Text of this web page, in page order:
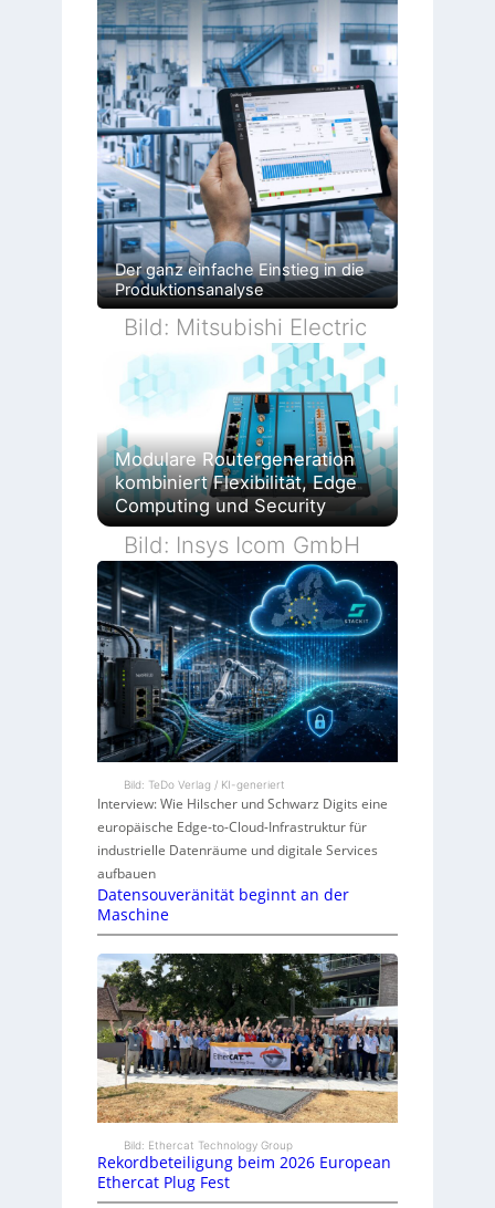
Der ganz einfache Einstieg in die
Produktionsanalyse
Bild: Mitsubishi Electric
Modulare Routergeneration
kombiniert Flexibilität, Edge
Computing und Security
Bild: Insys Icom GmbH
Bild: TeDo Verlag / KI-generiert
Interview: Wie Hilscher und Schwarz Digits eine
europäische Edge-to-Cloud-Infrastruktur für
industrielle Datenräume und digitale Services
aufbauen
Datensouveränität beginnt an der
Maschine
Bild: Ethercat Technology Group
Rekordbeteiligung beim 2026 European
Ethercat Plug Fest